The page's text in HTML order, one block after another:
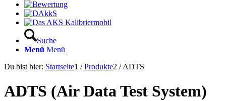
Suche
Menü Menü
Du bist hier: Startseite1 / Produkte2 / ADTS
ADTS (Air Data Test System)